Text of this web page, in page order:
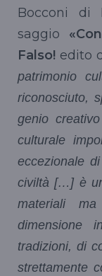
Bocconi di
saggio
Falso! edito
patrimonio
riconosciuto,
genio
culturale
eccezionale
civiltà […] è
materiali
dimensione
tradizioni, di
strettamente